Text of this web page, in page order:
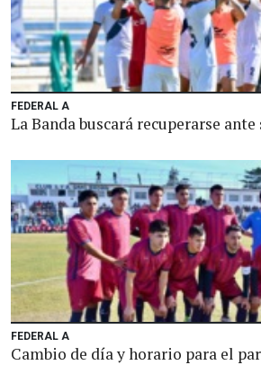
FEDERAL A
La Banda buscará recuperarse ante
FEDERAL A
Cambio de día y horario para el